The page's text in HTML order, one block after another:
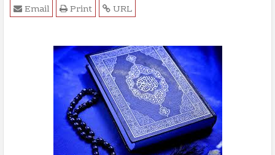
URL
Print
Email